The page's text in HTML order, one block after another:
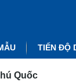
TIẾN ĐỘ
Quốc